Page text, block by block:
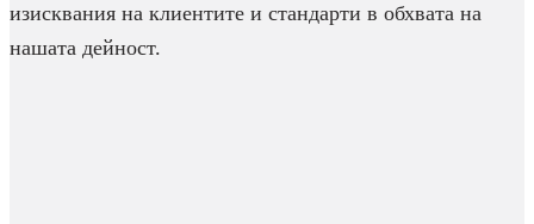
изисквания на клиентите и стандарти в обхвата на
нашата дейност.